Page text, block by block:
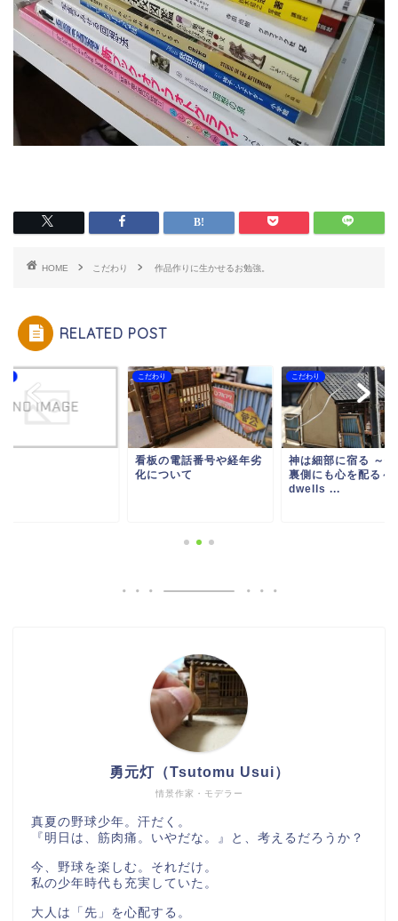
HOME こだわり 作品作りに生かせるお勉強。
RELATED POST
こだわり
看板の電話番号や経年劣
化について
こだわり
神は細部に宿る ～作
裏側にも心を配る～
dwells ...
情景作家・モデラー
勇元灯（Tsutomu Usui）
真夏の野球少年。汗だく。
『明日は、筋肉痛。いやだな。』と、考えるだろうか？
今、野球を楽しむ。それだけ。
私の少年時代も充実していた。
大人は「先」を心配する。